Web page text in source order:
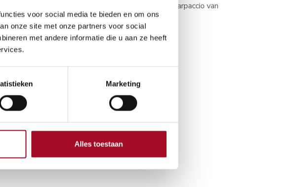
voor social media te bieden en om ons
onze site met onze partners voor social
met andere informatie die u aan ze heeft
Marketing
Alles toestaan
vis, op vitello tonnato zonder kappers, op carpaccio van
€
Aan winkelmandje toevoegen